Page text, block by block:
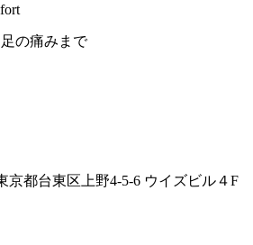
京都台東区上野4-5-6 ウイズビル４F